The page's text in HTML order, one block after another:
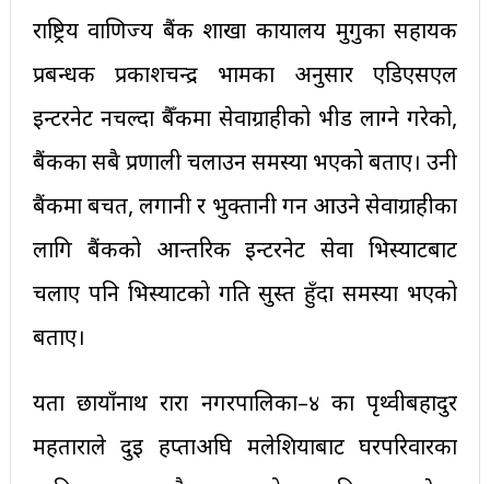
राष्ट्रिय वाणिज्य बैंक शाखा कार्यालय मुगुका सहायक
प्रबन्धक प्रकाशचन्द्र भामका अनुसार एडिएसएल
इन्टरनेट नचल्दा बैँकमा सेवाग्राहीको भीड लाग्ने गरेको,
बैंकका सबै प्रणाली चलाउन समस्या भएको बताए। उनी
बैंकमा बचत, लगानी र भुक्तानी गर्न आउने सेवाग्राहीका
लागि बैंकको आन्तरिक इन्टरनेट सेवा भिस्याटबाट
चलाए पनि भिस्याटको गति सुस्त हुँदा समस्या भएको
बताए।
यता छायाँनाथ रारा नगरपालिका–४ का पृथ्वीबहादुर
महताराले दुई हप्ताअघि मलेशियाबाट घरपरिवारका